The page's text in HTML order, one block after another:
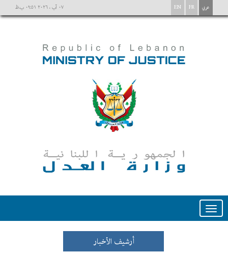
٠٧ آب ، ٢٠٢٦ ٠٩:٥١ ب.ظ EN FR عربي
Toggle
أرشيف الأخبار